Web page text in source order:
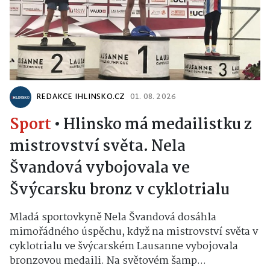
REDAKCE IHLINSKO.CZ 01. 08. 2026
Sport • Hlinsko má medailistku z
mistrovství světa. Nela
Švandová vybojovala ve
Švýcarsku bronz v cyklotrialu
Mladá sportovkyně Nela Švandová dosáhla
mimořádného úspěchu, když na mistrovství světa v
cyklotrialu ve švýcarském Lausanne vybojovala
bronzovou medaili. Na světovém šamp...